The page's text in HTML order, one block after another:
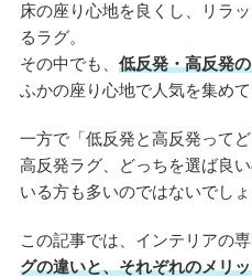
床の座り心地を良くし、リラ
るラグ。
その中でも、 低反発・高反発
ふかの座り心地で人気を集めて
一方で「低反発と高反発って
高反発ラグ、どっちを選ば良
いる方も多いのではないでしょ
この記事では、インテリアの
グの違いと、それぞれのメリ